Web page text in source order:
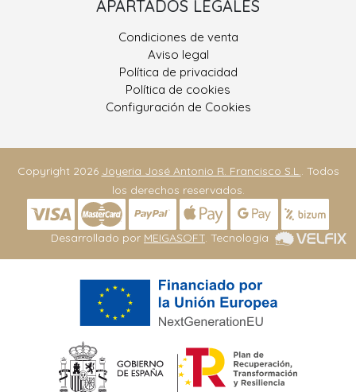
APARTADOS LEGALES
Condiciones de venta
Aviso legal
Política de privacidad
Política de cookies
Configuración de Cookies
Copyright 2026 Joyeria José Antonio R. Francisco S.L.. Todos
los derechos reservados.
Desarrollado por MEIGASOFT . Tecnología